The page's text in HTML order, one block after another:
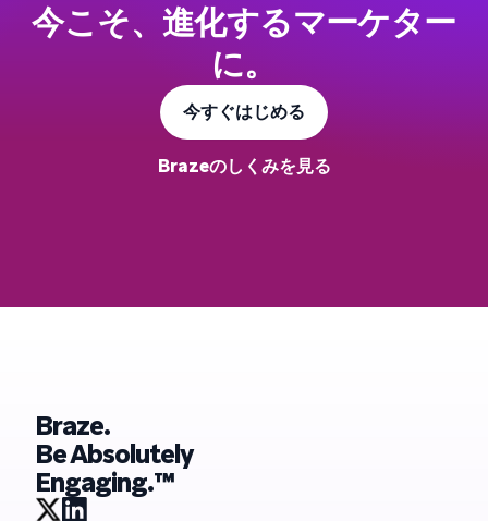
今こそ、進化するマーケター
に。
今すぐはじめる
Brazeのしくみを見る
Braze.
Be Absolutely
Engaging.™